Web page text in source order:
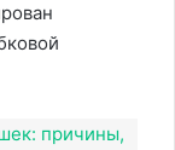
причины,